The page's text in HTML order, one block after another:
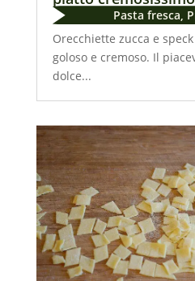
Pasta fresca,
Orecchiette zucca e
goloso e cremoso. Il
dolce...